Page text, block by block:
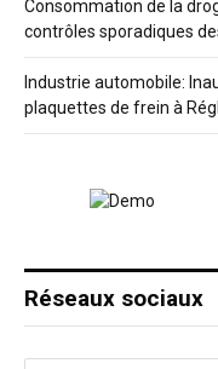
Consommation de la
contrôles sporadiques
Industrie automobile:
plaquettes de frein à
Réseaux sociaux